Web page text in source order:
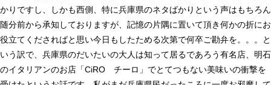
かりですし、しかも西側、特に兵庫県のネタばかりという声はもちろん
随分前から承知しておりますが、記憶の片隅に置いて頂き何かの折にお
役立てくださればと思い今日もしたためる次第で何卒ご勘弁を。。。と
いう訳で、兵庫県のだいたいの大人は知って居るであろう有名店、明石
のイタリアンのお店「CiRO チーロ」でとてつもない美味いの衝撃を